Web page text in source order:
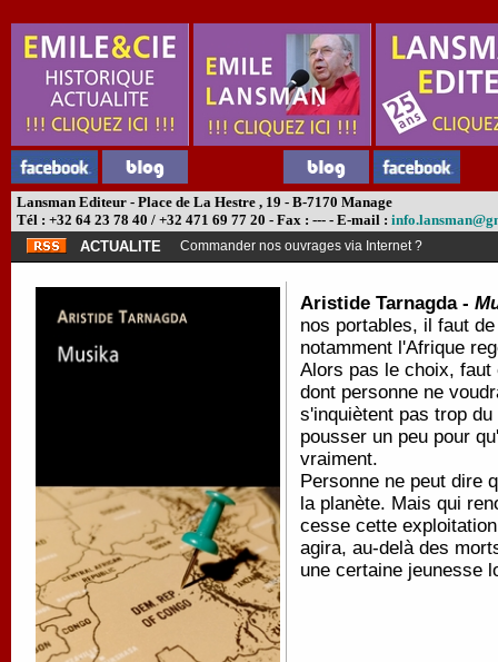
Lansman Editeur - Place de La Hestre , 19 - B-7170 Manage
Tél : +32 64 23 78 40 / +32 471 69 77 20 - Fax : --- - E-mail :
ACTUALITE
Commander nos ouvrages via Internet ?
Aristide Tarnagda -
nos portables, il faut
notamment l'Afrique
Alors pas le choix, faut
dont personne ne
s'inquiètent pas trop
pousser un peu pour
vraiment.
Personne ne peut dire
la planète. Mais qui
cesse cette
agira, au-delà des
une certaine jeunesse